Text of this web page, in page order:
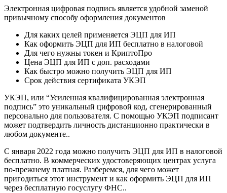
Электронная цифровая подпись является удобной заменой
привычному способу оформления документов
Для каких целей применяется ЭЦП для ИП
Как оформить ЭЦП для ИП бесплатно в налоговой
Для чего нужны токен и КриптоПро
Цена ЭЦП для ИП с доп. расходами
Как быстро можно получить ЭЦП для ИП
Срок действия сертификата УКЭП
УКЭП, или “Усиленная квалифицированная электронная
подпись” это уникальный цифровой код, сгенерированный
персонально для пользователя. С помощью УКЭП подписант
может подтвердить личность дистанционно практически в
любом документе..
С января 2022 года можно получить ЭЦП для ИП в налоговой
бесплатно. В коммерческих удостоверяющих центрах услуга
по-прежнему платная. Разберемся, для чего может
пригодиться этот инструмент и как оформить ЭЦП для ИП
через бесплатную госуслугу ФНС..